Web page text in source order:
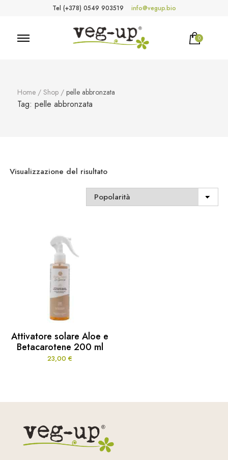
Tel (+378) 0549 903519 info@vegup.bio
0
Home / Shop / pelle abbronzata
Tag: pelle abbronzata
Visualizzazione del risultato
Attivatore solare Aloe e
Betacarotene 200 ml
23,00 €